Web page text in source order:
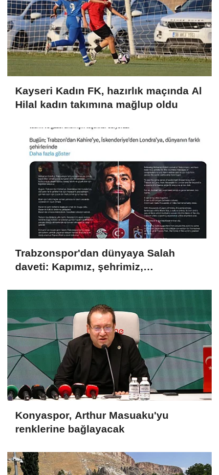
Kayseri Kadın FK, hazırlık maçında Al
Hilal kadın takımına mağlup oldu
Trabzonspor'dan dünyaya Salah
daveti: Kapımız, şehrimiz,
Konyaspor, Arthur Masuaku'yu
renklerine bağlayacak